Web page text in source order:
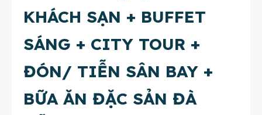
KHÁCH SẠN + BUFFET
SÁNG + CITY TOUR +
ĐÓN/ TIỄN SÂN BAY +
BỮA ĂN ĐẶC SẢN ĐÀ